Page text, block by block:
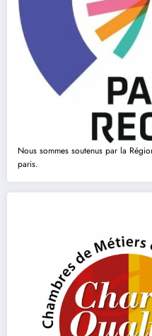
Nous sommes soutenus par la
paris.